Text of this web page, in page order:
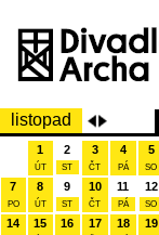
listopad
1
ÚT
2
ST
3
ČT
4
PÁ
5
SO
7
PO
8
ÚT
9
ST
10
ČT
11
PÁ
12
SO
14 15 16 17 18 19